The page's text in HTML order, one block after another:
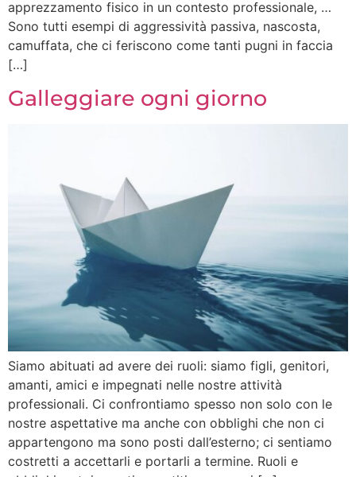
apprezzamento fisico in un contesto professionale, …
Sono tutti esempi di aggressività passiva, nascosta,
camuffata, che ci feriscono come tanti pugni in faccia
[…]
Galleggiare ogni giorno
Siamo abituati ad avere dei ruoli: siamo figli, genitori,
amanti, amici e impegnati nelle nostre attività
professionali. Ci confrontiamo spesso non solo con le
nostre aspettative ma anche con obblighi che non ci
appartengono ma sono posti dall’esterno; ci sentiamo
costretti a accettarli e portarli a termine. Ruoli e